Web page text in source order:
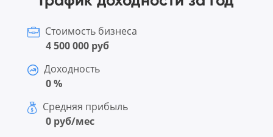
Стоимость бизнеса
4 500 000 руб
Доходность
0 %
Средняя прибыль
0 руб/мес